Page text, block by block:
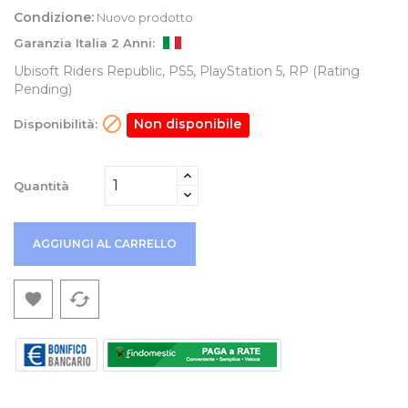
Condizione: Nuovo prodotto
Garanzia Italia 2 Anni:
Ubisoft Riders Republic, PS5, PlayStation 5, RP (Rating
Pending)
Disponibilità:  Non disponibile
Quantità
AGGIUNGI AL CARRELLO
 cached